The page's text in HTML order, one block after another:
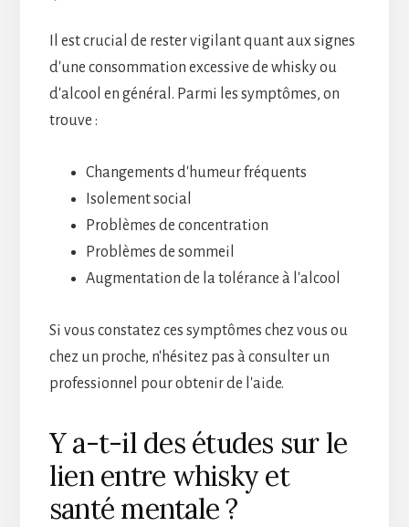
Il est crucial de rester vigilant quant aux signes
d'une consommation excessive de whisky ou
d'alcool en général. Parmi les symptômes, on
trouve :
Changements d'humeur fréquents
Isolement social
Problèmes de concentration
Problèmes de sommeil
Augmentation de la tolérance à l'alcool
Si vous constatez ces symptômes chez vous ou
chez un proche, n'hésitez pas à consulter un
professionnel pour obtenir de l'aide.
Y a-t-il des études sur le
lien entre whisky et
santé mentale ?